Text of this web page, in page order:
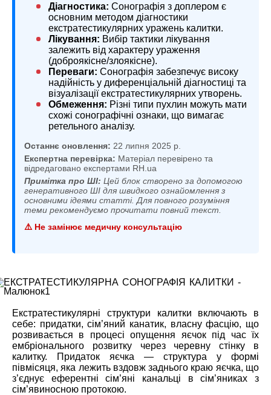
Діагностика: Сонографія з доплером є
основним методом діагностики
екстратестикулярних уражень калитки.
Лікування: Вибір тактики лікування
залежить від характеру ураження
(доброякісне/злоякісне).
Переваги: Сонографія забезпечує високу
надійність у диференціальній діагностиці та
візуалізації екстратестикулярних утворень.
Обмеження: Різні типи пухлин можуть мати
схожі сонографічні ознаки, що вимагає
ретельного аналізу.
Останнє оновлення: 22 липня 2025 р.
Експертна перевірка: Матеріал перевірено та
відредаговано експертами RH.ua
Примітка про ШІ: Цей блок створено за допомогою
генеративного ШІ для швидкого ознайомлення з
основними ідеями статті. Для повного розуміння
теми рекомендуємо прочитати повний текст.
⚠️ Не замінює медичну консультацію
Екстратестикулярні структури калитки включають в
себе: придатки, сім’яний канатик, власну фасцію, що
розвивається в процесі опущення яєчок під час їх
ембріонального розвитку через черевну стінку в
калитку. Придаток яєчка ― структура у формі
півмісяця, яка лежить вздовж заднього краю яєчка, що
з’єднує еферентні сім’яні канальці в сім’яниках з
сім’явиносною протокою.